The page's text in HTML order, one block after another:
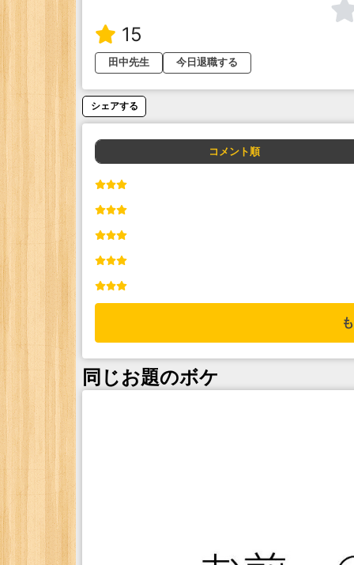
15
田中先生 今日退職する
シェアする
コメント順
同じお題のボケ